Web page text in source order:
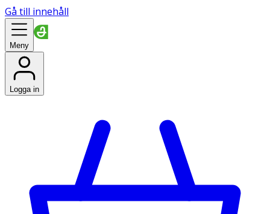
Gå till innehåll
Meny
Logga in